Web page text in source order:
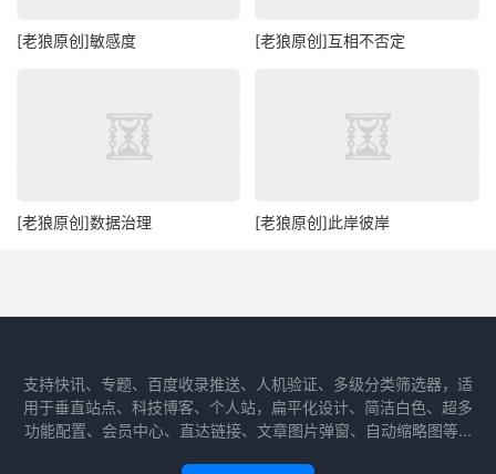
[老狼原创]敏感度 [老狼原创]互相不否定
[老狼原创]数据治理 [老狼原创]此岸彼岸
支持快讯、专题、百度收录推送、人机验证、多级分类筛选器，适
用于垂直站点、科技博客、个人站，扁平化设计、简洁白色、超多
功能配置、会员中心、直达链接、文章图片弹窗、自动缩略图等...